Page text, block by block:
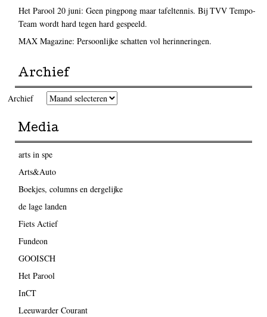
Het Parool 20 juni: Geen pingpong maar tafeltennis. Bij TVV Tempo-
Team wordt hard tegen hard gespeeld.
MAX Magazine: Persoonlijke schatten vol herinneringen.
Archief
Archief
Media
arts in spe
Arts&Auto
Boekjes, columns en dergelijke
de lage landen
Fiets Actief
Fundeon
GOOISCH
Het Parool
InCT
Leeuwarder Courant